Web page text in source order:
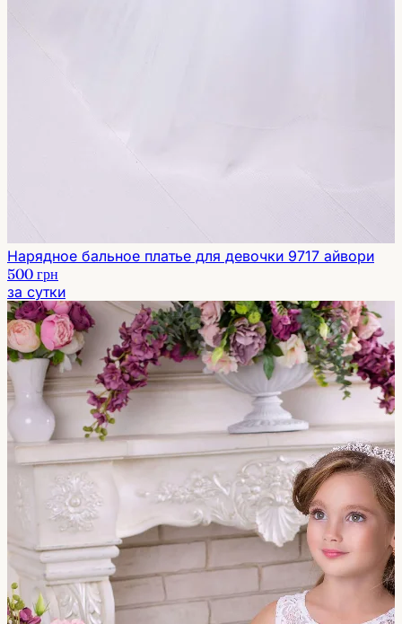
Нарядное бальное платье для девочки 9717 айвори
500 грн
за сутки